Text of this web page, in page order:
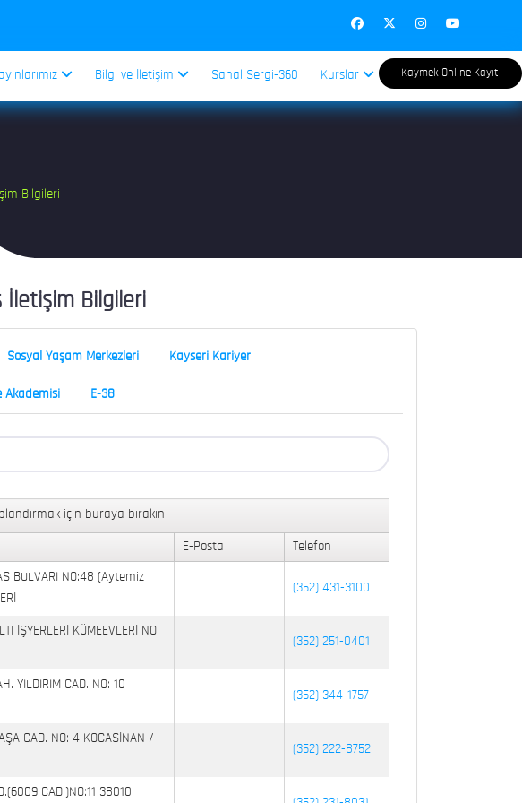
Bilgi ve İletişim Sanal Sergi-360 Kurslar Kaymek Online Kayıt
Bilgileri
İletişim Bilgileri
Sosyal Yaşam Merkezleri Kayseri Kariyer
Akademisi E-38
için buraya bırakın
E-Posta Telefon
BULVARI NO:48 (Aytemiz
(352) 431-3100
İŞYERLERİ KÜMEEVLERİ NO:
(352) 251-0401
YILDIRIM CAD. NO: 10
(352) 344-1757
CAD. NO: 4 KOCASİNAN /
(352) 222-8752
CAD.)NO:11 38010